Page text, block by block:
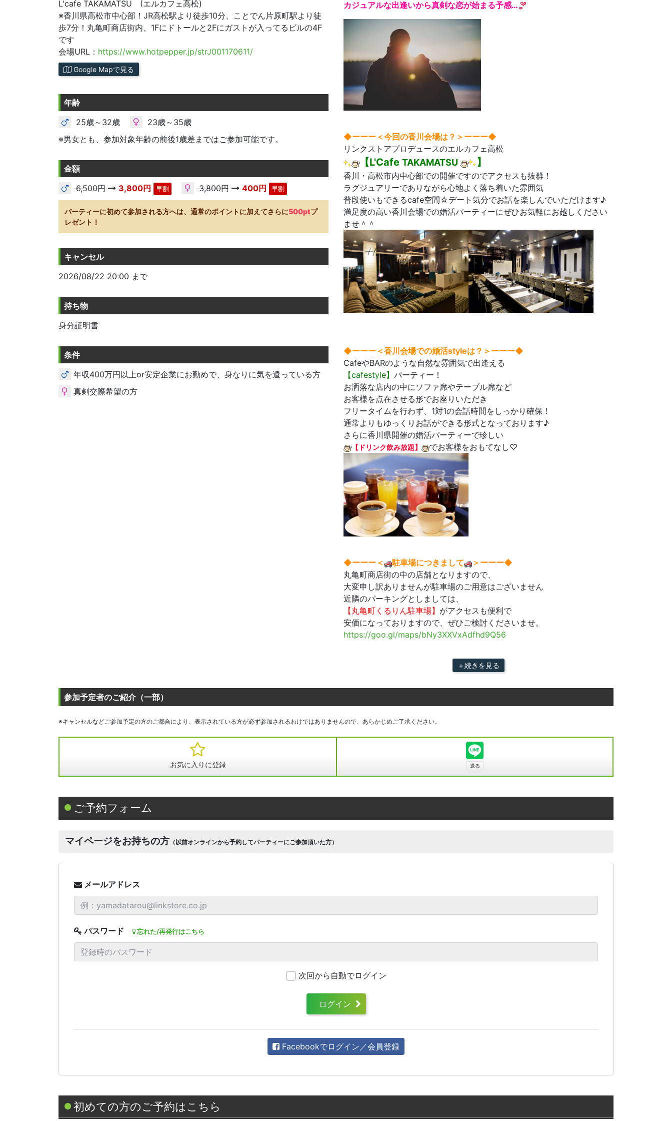
L'cafe TAKAMATSU (エルカフェ高松)
※香川県高松市中心部！JR高松駅より徒歩10分、ことでん片原町駅より徒
歩7分！丸亀町商店街内、1Fにドトールと2Fにガストが入ってるビルの4F
です
会場URL： https://www.hotpepper.jp/strJ001170611/
Google Mapで見る
年齢
25歳～32歳
23歳～35歳
※男女とも、参加対象年齢の前後1歳差まではご参加可能です。
金額
6,500円
3,800円 早割 3,800円 400円 早割
パーティーに初めて参加される方へは、通常のポイントに加えてさらに500ptプ
レゼント！
キャンセル
2026/08/22 20:00 まで
持ち物
身分証明書
条件
年収400万円以上or安定企業にお勤めで、身なりに気を遣っている方
真剣交際希望の方
カジュアルな出逢いから真剣な恋が始まる予感…
◆ーーー＜今回の香川会場は？＞ ーーー◆
リンクストアプロデュースのエルカフェ高松
【L'Cafe TAKAMATSU 】
香川・高松市内中心部での開催ですのでアクセスも抜群！
ラグジュアリーでありながら心地よく落ち着いた雰囲気
普段使いもできるcafe空間☆デート気分でお話を楽しんでいただけます♪
満足度の高い香川会場での婚活パーティーにぜひお気軽にお越しください
ませ＾＾
◆ーーー＜香川会場での婚活styleは？＞ーーー◆
CafeやBARのような自然な雰囲気で出逢える
【cafestyle】 パーティー！
お洒落な店内の中にソファ席やテーブル席など
お客様を点在させる形でお座りいただき
フリータイムを行わず、1対1の会話時間をしっかり確保！
通常よりもゆっくりお話ができる形式となっております♪
さらに香川県開催の婚活パーティーで珍しい
【ドリンク飲み放題】 でお客様をおもてなし♡
◆ーーー＜ 駐車場につきまして
＞ーーー◆
丸亀町商店街の中の店舗となりますので、
大変申し訳ありませんが駐車場のご用意はございません
近隣のパーキングとしましては、
【丸亀町くるりん駐車場】 がアクセスも便利で
安価になっておりますので、ぜひご検討くださいませ。
https://goo.gl/maps/bNy3XXVxAdfhd9Q56
＋続きを見る
参加予定者のご紹介（一部）
※キャンセルなどご参加予定の方のご都合により、表示されている方が必ず参加されるわけではありませんので、あらかじめご了承ください。
お気に入りに登録
ご予約フォーム
マイページをお持ちの方 （以前オンラインから予約してパーティーにご参加頂いた方）
メールアドレス
パスワード 忘れた/再発行はこちら
次回から自動でログイン
ログイン
Facebookでログイン／会員登録
初めての方のご予約はこちら